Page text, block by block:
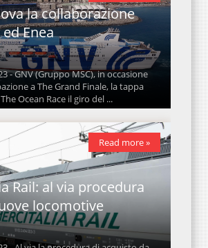
la collaborazione
Enea
- GNV (Gruppo MSC), in occasione
a The Grand Finale, la tappa
Ocean Race il giro del ...
Rail: al via procedura
locomotive
Read more »